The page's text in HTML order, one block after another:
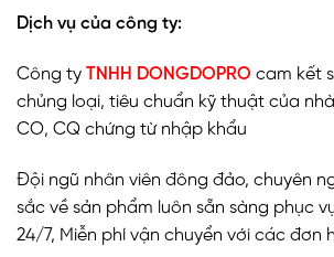
Dịch vụ của công ty:
Công ty TNHH DONGDOPRO cam kết
chủng loại, tiêu chuẩn kỹ thuật của
CO, CQ chứng từ nhập khẩu
Đội ngũ nhân viên đông đảo, chuyên
sắc về sản phẩm luôn sẵn sàng phục
24/7, Miễn phí vận chuyển với các đơn